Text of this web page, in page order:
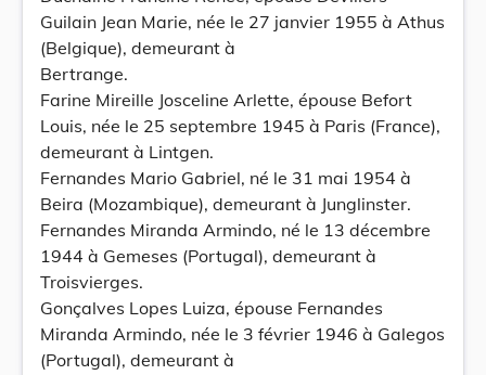
Guilain Jean Marie, née le 27 janvier 1955 à Athus
(Belgique), demeurant à
Bertrange.
Farine Mireille Josceline Arlette, épouse Befort
Louis, née le 25 septembre 1945 à Paris (France),
demeurant à Lintgen.
Fernandes Mario Gabriel, né le 31 mai 1954 à
Beira (Mozambique), demeurant à Junglinster.
Fernandes Miranda Armindo, né le 13 décembre
1944 à Gemeses (Portugal), demeurant à
Troisvierges.
Gonçalves Lopes Luiza, épouse Fernandes
Miranda Armindo, née le 3 février 1946 à Galegos
(Portugal), demeurant à